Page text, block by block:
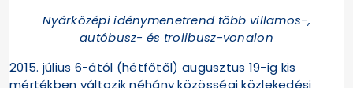
Nyárközépi idénymenetrend több villamos-,
autóbusz- és trolibusz-vonalon
2015. július 6-ától (hétfőtől) augusztus 19-ig kis
mértékben változik néhány közösségi közlekedési